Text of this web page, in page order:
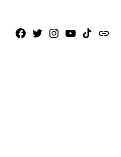
Facebook
X Instagram
YoutubeTikTokissuu